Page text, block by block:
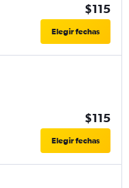
$115
Elegir fechas
$115
Elegir fechas